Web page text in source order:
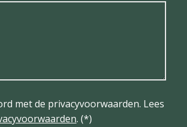
met de privacyvoorwaarden. Lees
. (*)